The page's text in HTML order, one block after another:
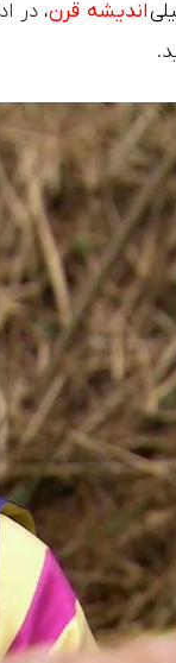
اندیشه قرن، در